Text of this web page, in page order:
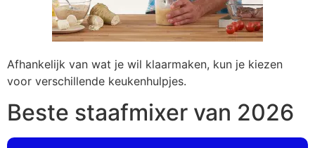
Afhankelijk van wat je wil klaarmaken, kun je kiezen
voor verschillende keukenhulpjes.
Beste staafmixer van 2026